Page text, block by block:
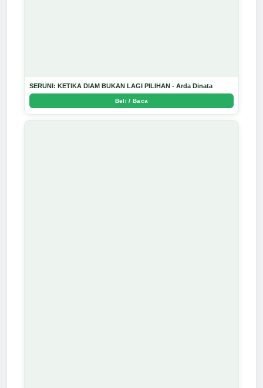
SERUNI: KETIKA DIAM BUKAN LAGI PILIHAN - Arda Dinata
Beli / Baca